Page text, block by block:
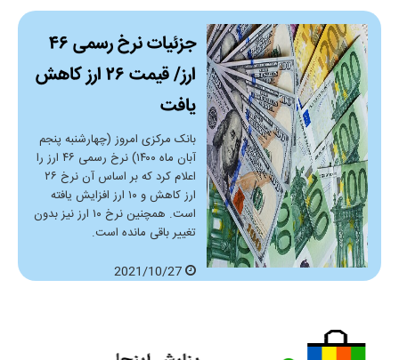
جزئیات نرخ رسمی ۴۶
ارز/ قیمت ۲۶ ارز کاهش
یافت
بانک مرکزی امروز (چهارشنبه پنجم
آبان ماه ۱۴۰۰) نرخ رسمی ۴۶ ارز را
اعلام کرد که بر اساس آن نرخ ۲۶
ارز کاهش و ۱۰ ارز افزایش یافته
است. همچنین نرخ ۱۰ ارز نیز بدون
تغییر باقی مانده است.
2021/10/27